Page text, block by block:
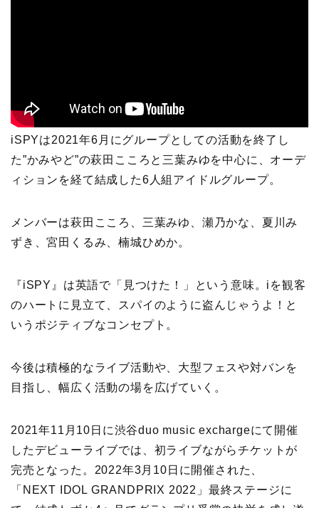
iSPYは2021年6月にグループとしての活動を終了し
た”かみやど”の萩田こころと三葉みゆを中心に、オーデ
ィションを経て結成した6人組アイドルグループ。
メンバーは萩田こころ、三葉みゆ、瀬乃かな、夏川み
ずき、宮田くるみ、楠城ひめか。
『iSPY』は英語で「見つけた！」という意味。iを観客
のハートに見立て、スパイのように盗んじゃうよ！と
いうポジティブなコンセプト。
今後は積極的なライブ活動や、大型フェスや対バンを
目指し、幅広く活動の場を広げていく。
2021年11月10日に渋谷duo music exchargeにて開催
したデビューライブでは、初ライブながらチケットが
完売となった。2022年3月10日に開催された、
「NEXT IDOL GRANDPRIX 2022」最終ステージに